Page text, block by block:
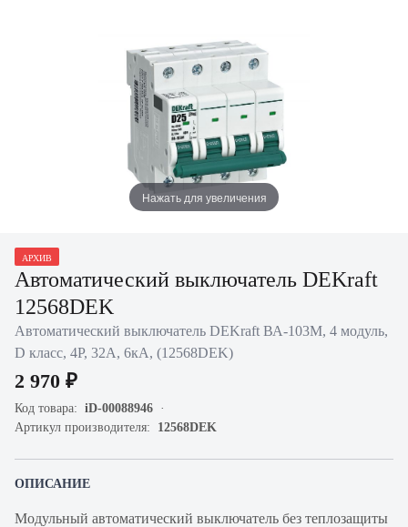
Нажать для увеличения
АРХИВ
Автоматический выключатель DEKraft
12568DEK
Автоматический выключатель DEKraft ВА-103M, 4 модуль,
D класс, 4P, 32А, 6кА, (12568DEK)
2 970 ₽
Код товара: iD-00088946
Артикул производителя: 12568DEK
ОПИСАНИЕ
Модульный автоматический выключатель без теплозащиты